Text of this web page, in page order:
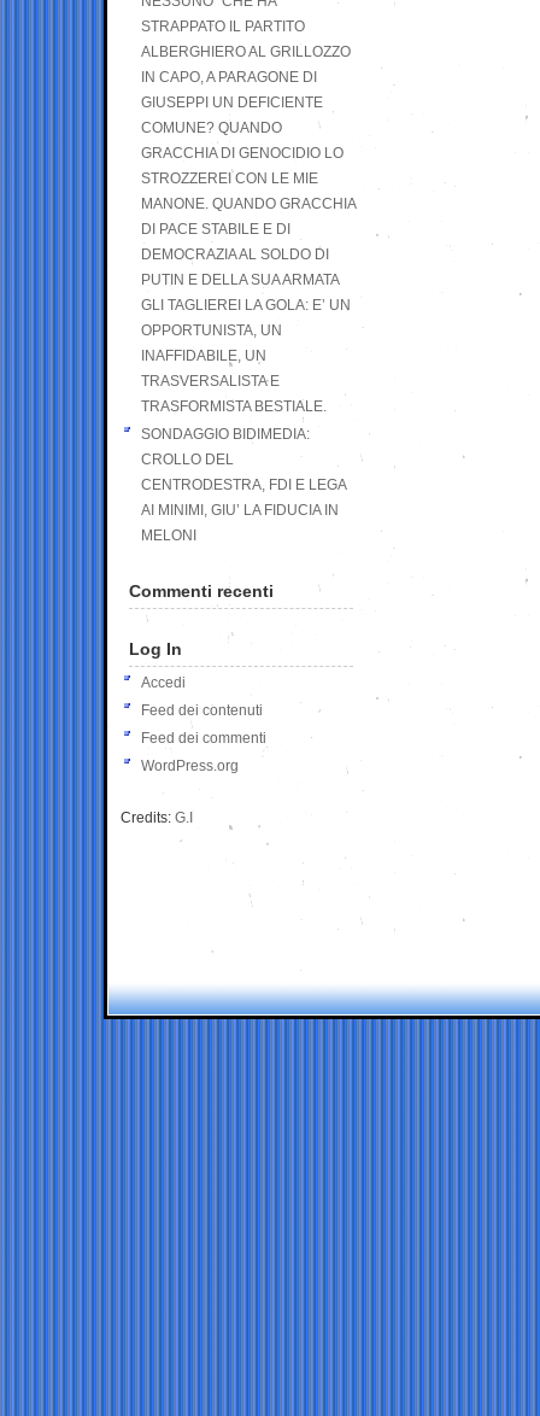
STRAPPATO IL PARTITO
ALBERGHIERO AL GRILLOZZO
IN CAPO, A PARAGONE DI
GIUSEPPI UN DEFICIENTE
COMUNE? QUANDO
GRACCHIA DI GENOCIDIO LO
STROZZEREI CON LE MIE
MANONE. QUANDO GRACCHIA
DI PACE STABILE E DI
DEMOCRAZIA AL SOLDO DI
PUTIN E DELLA SUA ARMATA
GLI TAGLIEREI LA GOLA: E’ UN
OPPORTUNISTA, UN
INAFFIDABILE, UN
TRASVERSALISTA E
TRASFORMISTA BESTIALE.
SONDAGGIO BIDIMEDIA:
CROLLO DEL
CENTRODESTRA, FDI E LEGA
AI MINIMI, GIU’ LA FIDUCIA IN
MELONI
Commenti recenti
Log In
Accedi
Feed dei contenuti
Feed dei commenti
WordPress.org
Credits: G.I